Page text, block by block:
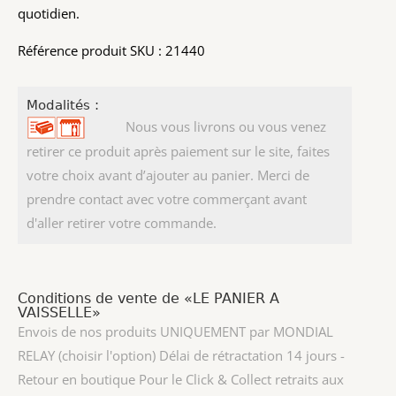
quotidien.
Référence produit SKU : 21440
Modalités :
Nous vous livrons ou vous venez
retirer ce produit après paiement sur le site, faites
votre choix avant d’ajouter au panier. Merci de
prendre contact avec votre commerçant avant
d'aller retirer votre commande.
Conditions de vente de «LE PANIER A
VAISSELLE»
Envois de nos produits UNIQUEMENT par MONDIAL
RELAY (choisir l'option) Délai de rétractation 14 jours -
Retour en boutique Pour le Click & Collect retraits aux